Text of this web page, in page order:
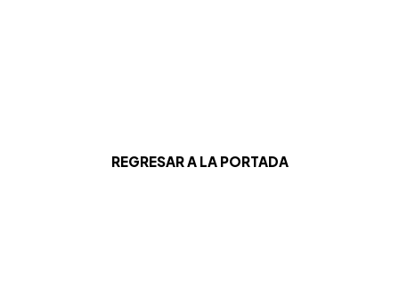
REGRESAR A LA PORTADA